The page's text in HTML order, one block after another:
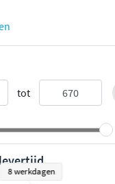
tot
8 werkdagen